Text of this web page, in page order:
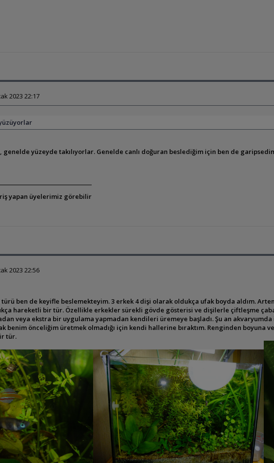
2023 22:17
genelde yüzeyde takılıyorlar. Genelde canlı doğuran beslediğim için ben de
yapan üyelerimiz görebilir
2023 22:56
ben de keyifle beslemekteyim. 3 erkek 4 dişi olarak oldukça ufak boyda aldım.
hareketli bir tür. Özellikle erkekler sürekli gövde gösterisi ve dişilerle çiftleşme
veya ekstra bir uygulama yapmadan kendileri üremeye başladı. Şu an
benim önceliğim üretmek olmadığı için kendi hallerine bıraktım. Renginden boyuna
tür.